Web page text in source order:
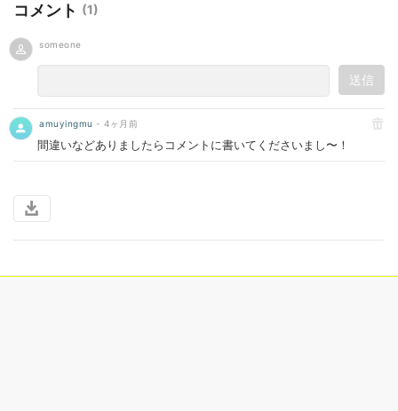
コメント (1)
someone
送信
amuyingmu 4ヶ月前
間違いなどありましたらコメントに書いてくださいまし〜！